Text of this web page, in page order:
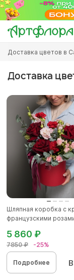
Перейти
основному
содержанию
Вы
здесь
Доставка цветов в
Доставка
Шляпная коробка с
французскими
7850 ₽ -25%
5 860 ₽
Подробнее